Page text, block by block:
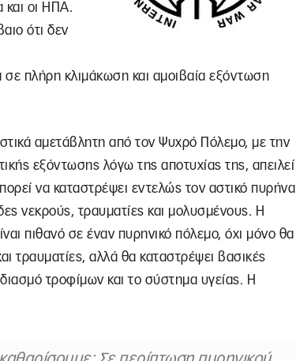
και οι ΗΠΑ.
ότι δεν
σε πλήρη κλιμάκωση και αμοιβαία εξόντωση
αμετάβλητη από τον Ψυχρό Πόλεμο, με την
εξόντωσης λόγω της αποτυχίας της, απειλεί
να καταστρέψει εντελώς τον αστικό πυρήνα
νεκρούς, τραυματίες και μολυσμένους. Η
πιθανό σε έναν πυρηνικό πόλεμο, όχι μόνο θα
τραυματίες, αλλά θα καταστρέψει βασικές
τροφίμων και το σύστημα υγείας. Η